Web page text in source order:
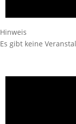
Hinweis
Es gibt keine